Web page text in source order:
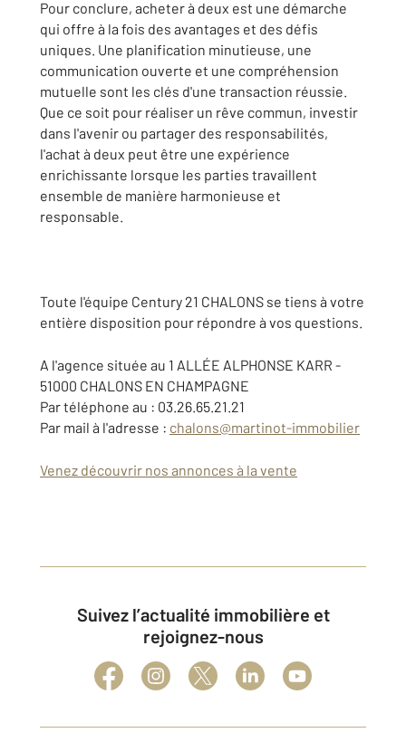
Pour conclure, acheter à deux est une démarche
qui offre à la fois des avantages et des défis
uniques. Une planification minutieuse, une
communication ouverte et une compréhension
mutuelle sont les clés d'une transaction réussie.
Que ce soit pour réaliser un rêve commun, investir
dans l'avenir ou partager des responsabilités,
l'achat à deux peut être une expérience
enrichissante lorsque les parties travaillent
ensemble de manière harmonieuse et
responsable.
Toute l'équipe Century 21 CHALONS se tiens à votre
entière disposition pour répondre à vos questions.
A l'agence située au 1 ALLÉE ALPHONSE KARR -
51000 CHALONS EN CHAMPAGNE
Par téléphone au : 03.26.65.21.21
Par mail à l'adresse : chalons@martinot-immobilier
Venez découvrir nos annonces à la vente
Suivez l’actualité immobilière et
rejoignez-nous